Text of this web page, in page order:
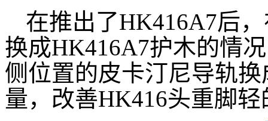
在推出了HK416A7后
换成HK416A7护木的情
侧位置的皮卡汀尼导轨
量，改善HK416头重脚